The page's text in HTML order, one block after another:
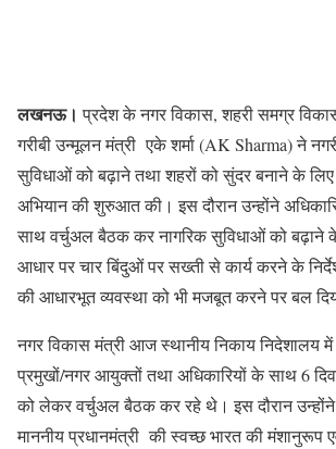
लखनऊ। प्रदेश के नगर विकास, शहरी समग्र
गरीबी उन्मूलन मंत्री एके शर्मा (AK Sharma) ने
सुविधाओं को बढ़ाने तथा शहरों को सुंदर बनाने के
अभियान की शुरुआत की। इस दौरान उन्होंने
साथ वर्चुअल बैठक कर नागरिक सुविधाओं को बढ़ाने
आधार पर चार बिंदुओं पर सख्ती से कार्य करने के
की आधारभूत व्यवस्था को भी मजबूत करने पर बल
नगर विकास मंत्री आज स्थानीय निकाय निदेशालय
प्रमुखों/नगर आयुक्तों तथा अधिकारियों के साथ 6
को लेकर वर्चुअल बैठक कर रहे थे। इस दौरान उन्होंने
माननीय प्रधानमंत्री की स्वच्छ भारत की मंशानुरूप